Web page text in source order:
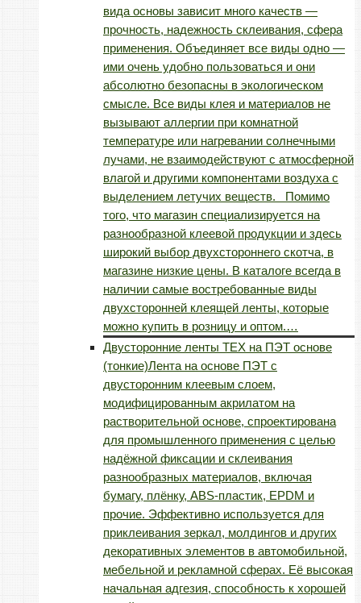
вида основы зависит много качеств —
прочность, надежность склеивания, сфера
применения. Объединяет все виды одно —
ими очень удобно пользоваться и они
абсолютно безопасны в экологическом
смысле. Все виды клея и материалов не
вызывают аллергии при комнатной
температуре или нагревании солнечными
лучами, не взаимодействуют с атмосферной
влагой и другими компонентами воздуха с
выделением летучих веществ. Помимо
того, что магазин специализируется на
разнообразной клеевой продукции и здесь
широкий выбор двухстороннего скотча, в
магазине низкие цены. В каталоге всегда в
наличии самые востребованные виды
двухсторонней клеящей ленты, которые
можно купить в розницу и оптом.…
Двусторонние ленты TEX на ПЭТ основе
(тонкие)Лента на основе ПЭТ с
двусторонним клеевым слоем,
модифицированным акрилатом на
растворительной основе, спроектирована
для промышленного применения с целью
надёжной фиксации и склеивания
разнообразных материалов, включая
бумагу, плёнку, ABS-пластик, EPDM и
прочие. Эффективно используется для
приклеивания зеркал, молдингов и других
декоративных элементов в автомобильной,
мебельной и рекламной сферах. Её высокая
начальная адгезия, способность к хорошей